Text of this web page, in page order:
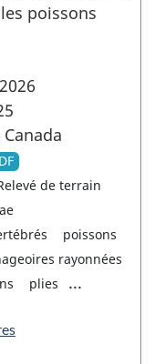
poissons
de terrain
poissons
rayonnées
plies ...